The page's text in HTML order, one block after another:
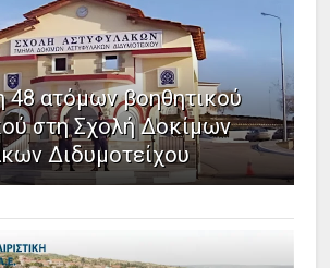
ατόμων βοηθητικού
στη Σχολή Δοκίμων
Διδυμοτείχου